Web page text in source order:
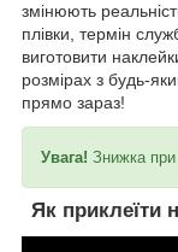
змінюють
плівки, термін
виготовити
розмірах з будь-
прямо зараз!
Увага! Знижка при
Як приклеїти